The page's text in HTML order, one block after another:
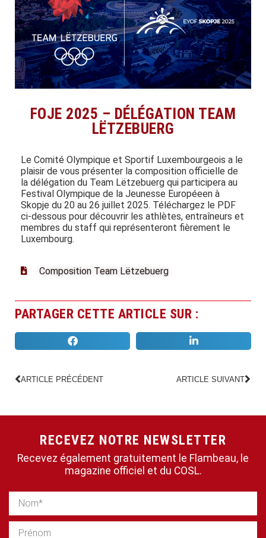
FOJE 2025 – DÉLÉGATION TEAM
LËTZEBUERG
Le Comité Olympique et Sportif Luxembourgeois a le
plaisir de vous présenter la composition officielle de
la délégation du Team Lëtzebuerg qui participera au
Festival Olympique de la Jeunesse Européeen à
Skopje du 20 au 26 juillet 2025. Téléchargez le PDF
ci-dessous pour découvrir les athlètes, entraîneurs et
membres du staff qui représenteront fièrement le
Luxembourg.
Composition Team Lëtzebuerg
PARTAGER CETTE ARTICLE SUR :
ARTICLE PRÉCÉDENT ARTICLE SUIVANT
RECEVEZ NOTRE NEWSLETTER
Recevez également gratuitement le Flambeau, le
magazine officiel et du COSL.